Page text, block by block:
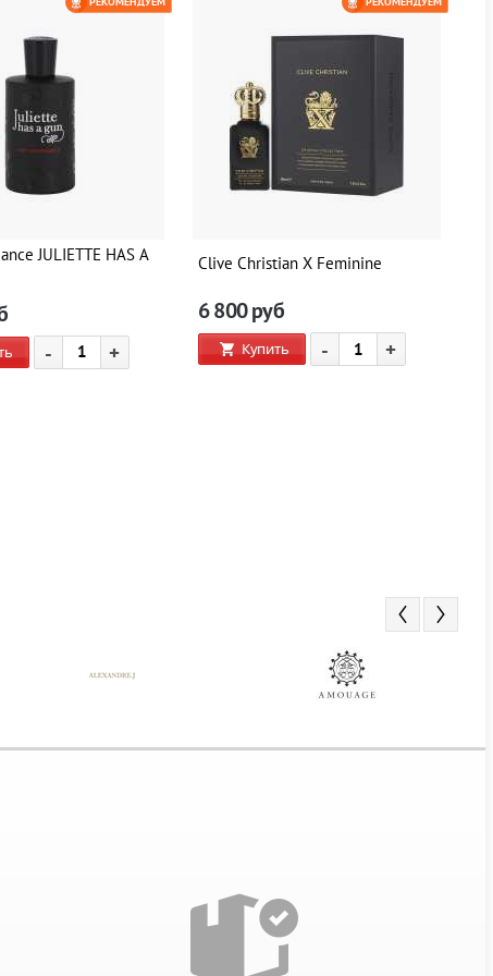
JULIETTE HAS A
- +
Clive Christian X Feminine
6 800руб
Купить - +